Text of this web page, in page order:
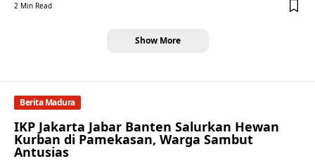
2 Min Read
Show More
Berita Madura
IKP Jakarta Jabar Banten Salurkan Hewan
Kurban di Pamekasan, Warga Sambut
Antusias